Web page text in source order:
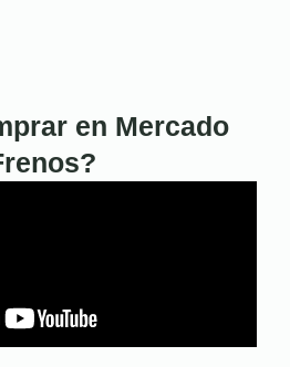
en Mercado